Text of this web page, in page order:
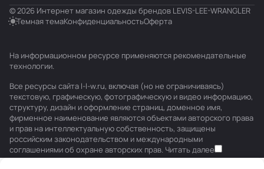
© 2026 Интернет магазин одежды брендов LEVIS-LEE-WRANGLER
Темная темаКонфиденциальностьОферта
На информационном ресурсе применяются рекомендательные
технологии.
Все ресурсы сайта l-l-w.ru, включая (но не ограничиваясь)
текстовую, графическую, фотографическую и видео информацию,
структуру, дизайн и оформление страниц, доменное имя,
фирменное наименование являются объектами авторского права
и прав на интеллектуальную собственность, защищены
российским законодательством и международными
соглашениями об охране авторских прав. Читать далее